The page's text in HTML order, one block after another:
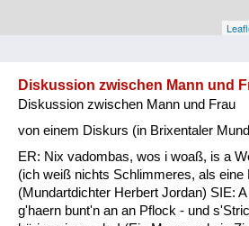
Vorarlberg
Kategorie
Natur und
Fluchen
Diskussion zwischen Mann und
Diskussion zwischen Mann und Frau
von einem Diskurs (in Brixentaler
ER: Nix vadombas, wos i woaß, is a
(ich weiß nichts Schlimmeres, als eine
(Mundartdichter Herbert Jordan) SIE:
g'haern bunt'n an an Pflock - und